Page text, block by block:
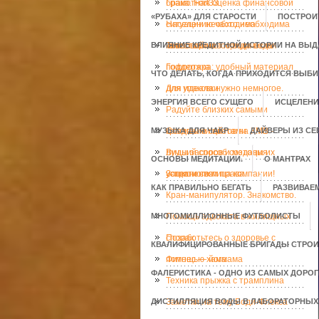
«РУБАХА» ДЛЯ СТАРОСТИ
ВЛИЯНИЕ КРЕДИТНОЙ ИСТОРИИ НА
ЧТО ДЕЛАТЬ, КОГДА ПРИХОДИТСЯ
ЭНЕРГИЯ ВСЕГО СУЩЕГО
МУЗЫКА ДЛЯ ЧАКР ДАЙВЕРЫ ИЗ
ОСНОВЫ МЕДИТАЦИИ. О МАНТРАХ
КАК ПРАВИЛЬНО БЕГАТЬ
МНОГОМИЛЛИОННЫЕ ФУТБОЛИСТЫ
КВАЛИФИЦИРОВАННЫЕ БРИГАДЫ
ФАЛЕРИСТИКА - ОДНО ИЗ САМЫХ
ДИСТИЛЛЯЦИЯ ВОДЫ В
брака. Fort33.
Грамотная оценка финансовой
ситуации необходима
инвесторам
Населению часто необходима
качественная юридическая
поддержка
Тепловой насос вода вода
Гофротара: удобный материал
для упаковки
Для идеала нужно немногое.
Радуйте близких самыми
красивыми цветами
Создание сайтов на КМВ -
лучший способ создания
успешного лица компании!
Виды засоров и методы их
устранения
Защити свои права.
Кран-манипулятор. Знакомство.
Помощь адвоката в жилищных
спорах
Позаботьтесь о здоровье с
помощью хаммама
Фитнес — йога
Техника прыжка с трамплина
Заметки на тему Боди-Флекса